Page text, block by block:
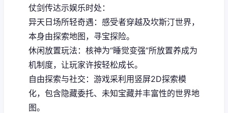
仗剑传达示娱乐时处：
异天日场所轻奇遇：感受者穿越及坎斯汀世界，
本身由探索地图，寻宝探险。
休闲放置玩法：核神为“睡觉变强”所放置养成为
机制度，让玩家许按轻松成长。
自由探索与社交：游戏采利用竖屏2D探索模
化，包含隐藏委托、未知宝藏并丰富性的世界地
图。